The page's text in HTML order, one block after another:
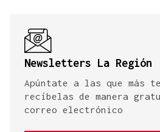
Newsletters La Región
Apúntate a las que más
recíbelas de manera
correo electrónico